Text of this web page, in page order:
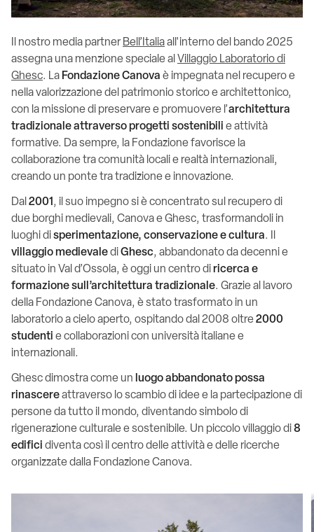
Il nostro media partner Bell’Italiaall'interno del bando 2025
assegna una menzione speciale al Villaggio Laboratorio di
Ghesc. La Fondazione Canova è impegnata nel recupero e
nella valorizzazione del patrimonio storico e architettonico,
con la missione di preservare e promuovere l’architettura
tradizionale attraverso progetti sostenibili e attività
formative. Da sempre, la Fondazione favorisce la
collaborazione tra comunità locali e realtà internazionali,
creando un ponte tra tradizione e innovazione.
Dal 2001 , il suo impegno si è concentrato sul recupero di
due borghi medievali, Canova e Ghesc, trasformandoli in
luoghi disperimentazione, conservazione e cultura. Il
villaggio medievalediGhesc, abbandonato da decenni e
situato in Val d’Ossola, è oggi un centro diricerca e
formazione sull’architettura tradizionale. Grazie al lavoro
della Fondazione Canova, è stato trasformato in un
laboratorio a cielo aperto, ospitando dal 2008 oltre2000
studenti e collaborazioni con università italiane e
internazionali.
Ghesc dimostra come un luogo abbandonato possa
rinascereattraverso lo scambio di idee e la partecipazione di
persone da tutto il mondo, diventando simbolo di
rigenerazione culturale e sostenibile. Un piccolo villaggio di8
edifici diventa così il centro delle attività e delle ricerche
organizzate dalla Fondazione Canova.